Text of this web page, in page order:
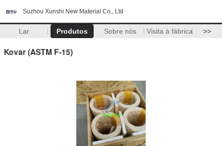
Suzhou Xunshi New Material Co., Ltd
Lar Produtos Sobre nós Visita à fábrica >>
Kovar (ASTM F-15)